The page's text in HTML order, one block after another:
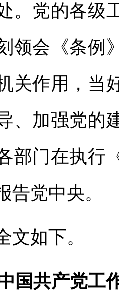
。党的各级
领会《条例
关作用，当
、加强党的
部门在执行
告党中央。
如下。
国共产党工